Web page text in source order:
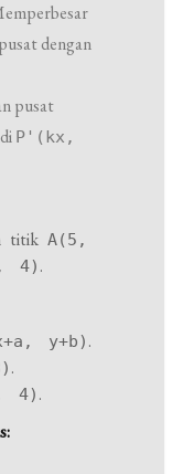
dengan
pusat
P'(kx,
titikA(5,
4) .
y+b) .
.
4) .